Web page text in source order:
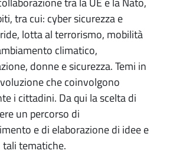
tra cui: cyber sicurezza e
lotta al terrorismo, mobilità
climatico,
donne e sicurezza. Temi in
che coinvolgono
i cittadini. Da qui la scelta di
un percorso di
e di elaborazione di idee e
tematiche.